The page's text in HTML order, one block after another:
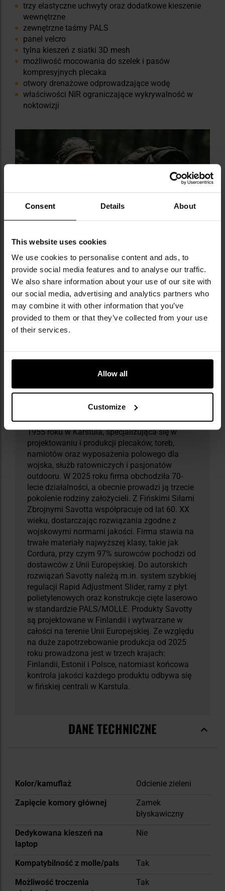
Consent Details About
This website uses cookies
We use cookies to personalise content and ads, to
provide social media features and to analyse our traffic.
We also share information about your use of our site with
our social media, advertising and analytics partners who
may combine it with other information that you’ve
provided to them or that they’ve collected from your use
of their services.
Allow all
Customize
trzy elastyczne uchwyty oraz dodatkowe kieszenie
wewnętrzne
zewnętrzne taśmy PALS
panel velcro
tylna kieszeń z siatki 3D mesh
możliwość mocowania do szelek i pasów
kompresyjnych plecaka
otwory drenażowe odprowadzające wodę
właściwości NIR ograniczające wykrywalność w
noktowizji
Militaria.pl jest dealerem premium marki
Savotta.
Savotta to fińska, rodzinna marka założona w
1955 roku w Karstula, specjalizująca się w
projektowaniu i produkcji plecaków, toreb,
namiotów oraz wyposażenia polowego dla
wojska, służb ratowniczych i pasjonatów
outdooru. W 2025 roku firma obchodziła 70-
lecie działalności, a obecnie prowadzi ją trzecie
pokolenie rodziny założycieli. Z Fińskimi Siłami
Zbrojnymi Savotta współpracuje od lat 60. XX
wieku, dostarczając rozwiązania zgodne z
wojskowymi normami jakości. Firma stawia na
trwałe materiały najwyższej klasy, takie jak
Cordura, przy czym 97% surowców pochodzi od
dostawców z Unii Europejskiej. Do autorskich
rozwiązań Savotty należą m.in. system szybkiej
regulacji Rapid Adjustment Slider, ramy z płyt
polietylenowych oraz konstrukcje cięte laserowo
w standardzie PALS/MOLLE. Produkty Savotty
są projektowane w Finlandii i wytwarzane w
całości na terenie Unii Europejskiej. Ze względu
na duże zapotrzebowanie produkcja od 2025
roku prowadzona jest w trzech krajach:
Finlandii, Estonii i Polsce, natomiast końcowa
kontrola jakości każdego produktu odbywa się
w fińskiej centrali w Karstula.
DANE TECHNICZNE
Więcej
Kolor/kamuflaż
Odcienie zieleni
Zapięcie komory głównej
Zamek
błyskawiczny
Dedykowana kieszeń na
laptop
Nie
Kompatybilność z molle/pals
Tak
Możliwość troczenia
Tak